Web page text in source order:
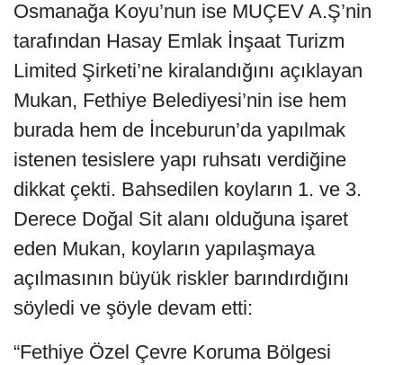
Osmanağa Koyu’nun ise MUÇEV A.Ş’nin
tarafından Hasay Emlak İnşaat Turizm
Limited Şirketi’ne kiralandığını açıklayan
Mukan, Fethiye Belediyesi’nin ise hem
burada hem de İnceburun’da yapılmak
istenen tesislere yapı ruhsatı verdiğine
dikkat çekti. Bahsedilen koyların 1. ve 3.
Derece Doğal Sit alanı olduğuna işaret
eden Mukan, koyların yapılaşmaya
açılmasının büyük riskler barındırdığını
söyledi ve şöyle devam etti:
“Fethiye Özel Çevre Koruma Bölgesi